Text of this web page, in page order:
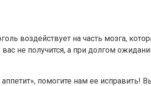
воздействует на часть мозга,
не получится, а при долгом
помогите нам ее исправить!